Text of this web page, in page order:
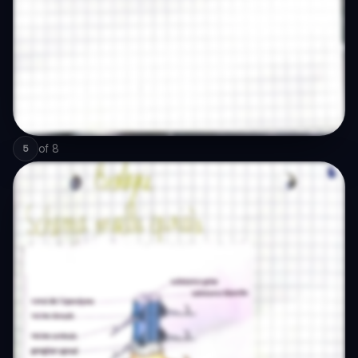
5 of 8